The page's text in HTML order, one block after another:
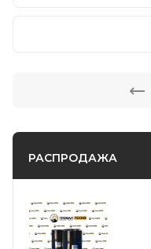
РАСПРОДАЖА